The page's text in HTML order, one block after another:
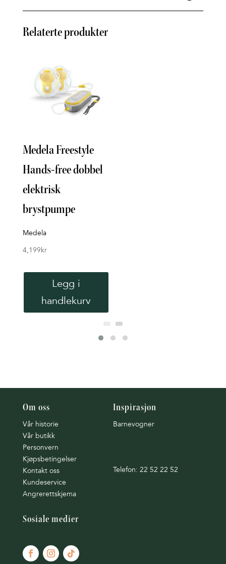
Relaterte produkter
Medela Freestyle
Hands-free dobbel
elektrisk
brystpumpe
Medela
4,199kr
Legg i
handlekurv
Om oss
Vår historie
Vår butikk
Personvern
Kjøpsbetingelser
Kontakt oss
Kundeservice
Angrerettskjema
Inspirasjon
Barnevogner
Telefon: 22 52 22 52
Sosiale medier